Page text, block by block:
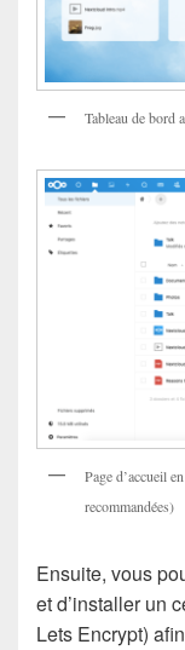
Tableau de bord
Page d’accueil
recommandées)
Ensuite, vous
et d’installer un
Lets Encrypt)